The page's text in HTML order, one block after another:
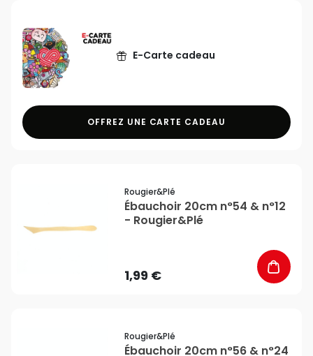
E-Carte cadeau
OFFREZ UNE CARTE CADEAU
Rougier&plé
Ébauchoir 20cm n°54 & n°12
- Rougier&Plé
1,99 €
Rougier&plé
Ébauchoir 20cm n°56 & n°24